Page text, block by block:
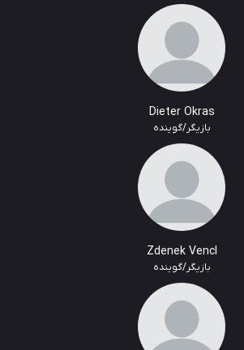
Dieter Okras
بازیگر/گوینده
Zdenek Vencl
بازیگر/گوینده